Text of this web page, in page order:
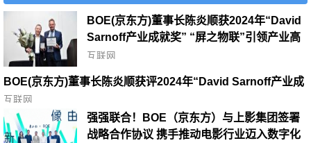
BOE(京东方)董事长陈炎顺获2024年“David
Sarnoff产业成就奖” “屏之物联”引领产业高
质发展新变革
互联网
BOE(京东方)董事长陈炎顺获评2024年“David Sarnoff产业成
就奖”,以“屏之物联”开创产业发展新纪元
互联网
强强联合！BOE（京东方）与上影集团签署
战略合作协议 携手推动电影行业迈入数字化